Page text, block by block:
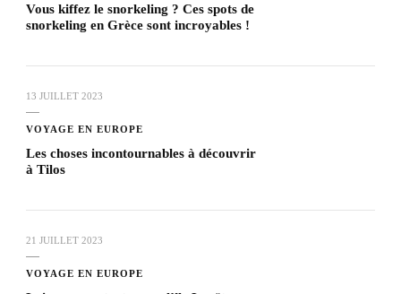
Vous kiffez le snorkeling ? Ces spots de
snorkeling en Grèce sont incroyables !
13 JUILLET 2023
VOYAGE EN EUROPE
Les choses incontournables à découvrir
à Tilos
21 JUILLET 2023
VOYAGE EN EUROPE